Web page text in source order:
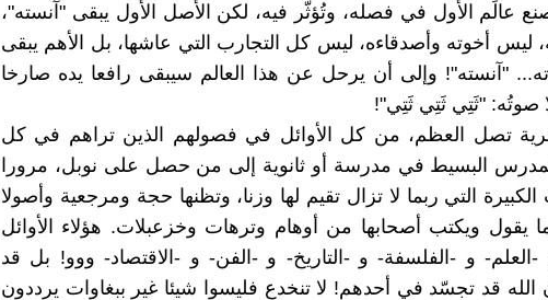
عالَم الأول في فصله، وتُؤثّر فيه، لكن الأصل الأول يبقى "آنسته"،
ليس أخوته وأصدقاءه، ليس كل التجارب التي عاشها، بل الأهم يبقى
"آنسته"! وإلى أن يرحل عن هذا العالم سيبقى رافعا يده صارخا
صوتُه: "ثَتِي ثَتِي ثَتِي"!
تصل العظم، من كل الأوائل في فصولهم الذين تراهم في كل
البسيط في مدرسة أو ثانوية إلى من حصل على نوبل، مرورا
التي ربما لا تزال تقيم لها وزنا، وتظنها حجة ومرجعية وأصولا
يقول ويكتب أصحابها من أوهام وترهات وخزعبلات. هؤلاء الأوائل
العلم- و -الفلسفة- و -التاريخ- و -الفن- و -الاقتصاد- ووو! بل قد
الله قد تجسّد في أحدهم! لا تنخدع فليسوا شيئا غير ببغاوات يرددون